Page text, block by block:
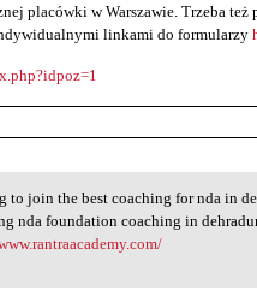
placówki w Warszawie. Trzeba
linkami do formularzy
to join the best
to join the best coaching for nda in
nda foundation coaching in